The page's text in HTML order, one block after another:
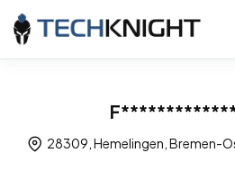
28309, Hemelingen, Bremen-